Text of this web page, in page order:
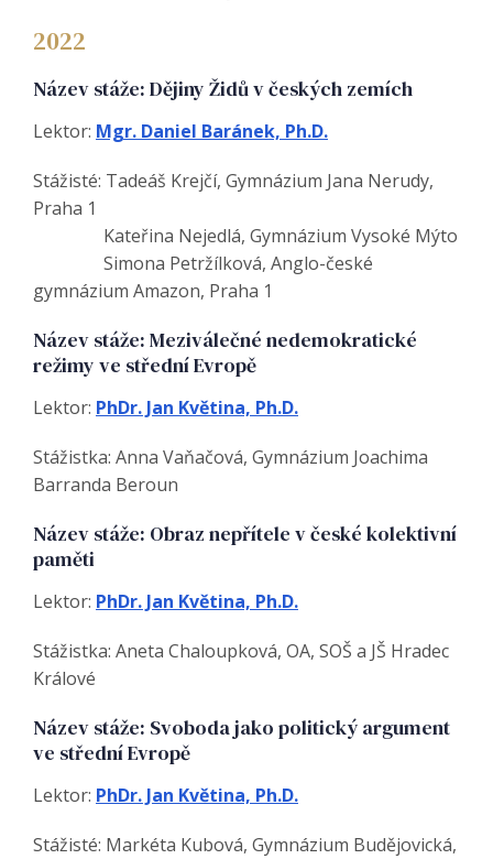
2022
Název stáže: Dějiny Židů v českých zemích
Lektor: Mgr. Daniel Baránek, Ph.D.
Stážisté: Tadeáš Krejčí, Gymnázium Jana Nerudy,
Praha 1
Kateřina Nejedlá, Gymnázium Vysoké Mýto
Simona Petržílková, Anglo-české
gymnázium Amazon, Praha 1
Název stáže: Meziválečné nedemokratické
režimy ve střední Evropě
Lektor: PhDr. Jan Květina, Ph.D.
Stážistka: Anna Vaňačová, Gymnázium Joachima
Barranda Beroun
Název stáže: Obraz nepřítele v české kolektivní
paměti
Lektor: PhDr. Jan Květina, Ph.D.
Stážistka: Aneta Chaloupková, OA, SOŠ a JŠ Hradec
Králové
Název stáže: Svoboda jako politický argument
ve střední Evropě
Lektor: PhDr. Jan Květina, Ph.D.
Stážisté: Markéta Kubová, Gymnázium Budějovická,